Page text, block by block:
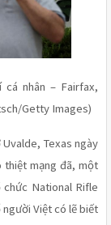
nhân – Fairfax,
Getty Images)
Texas ngày
thiệt mạng đã, một
National Rifle
Việt có lẽ biết